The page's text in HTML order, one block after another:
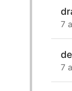
7
7